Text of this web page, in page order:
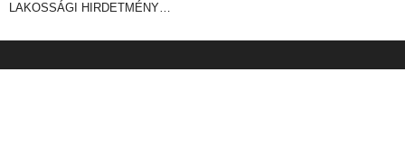
LAKOSSÁGI HIRDETMÉNY…